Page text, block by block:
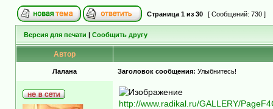
Страница 1 из 30 [ Сообщений: 730 ]
Версия для печати | Сообщить другу
Автор
Лалана Заголовок сообщения: Улыбнитесь!
http://www.radikal.ru/GALLERY/